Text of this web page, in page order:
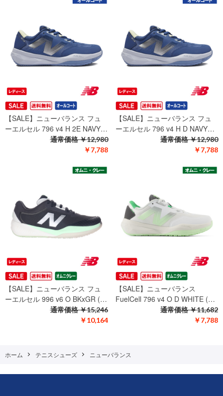
【SALE】ニューバランス フュ
ーエルセル 796 v4 H 2E NAVY…
￥7,788
通常価格￥12,980
【SALE】ニューバランス フュ
ーエルセル 796 v4 H D NAVY…
￥7,788
通常価格￥12,980
【SALE】ニューバランス フュ
ーエルセル 996 v6 O BKxGR (…
￥10,164
通常価格￥15,246
【SALE】ニューバランス
FuelCell 796 v4 O D WHITE (…
￥7,788
通常価格￥11,682
ホーム テニスシューズ ニューバランス